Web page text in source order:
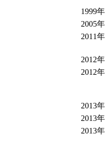
1999年
2005年
2011年
2012年
2012年
2013年
2013年
2013年